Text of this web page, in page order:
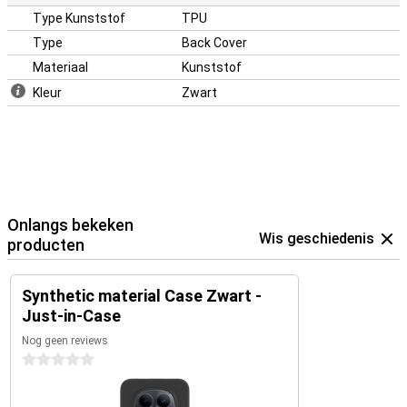
Type Kunststof
TPU
Type
Back Cover
Materiaal
Kunststof
Kleur
Zwart
Onlangs bekeken
producten
Wis geschiedenis
Synthetic material Case Zwart -
Just-in-Case
Nog geen reviews
0 sterren